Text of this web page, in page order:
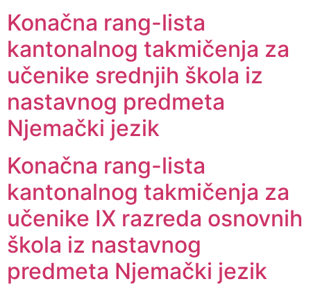
Konačna rang-lista
kantonalnog takmičenja za
učenike srednjih škola iz
nastavnog predmeta
Njemački jezik
Konačna rang-lista
kantonalnog takmičenja za
učenike IX razreda osnovnih
škola iz nastavnog
predmeta Njemački jezik